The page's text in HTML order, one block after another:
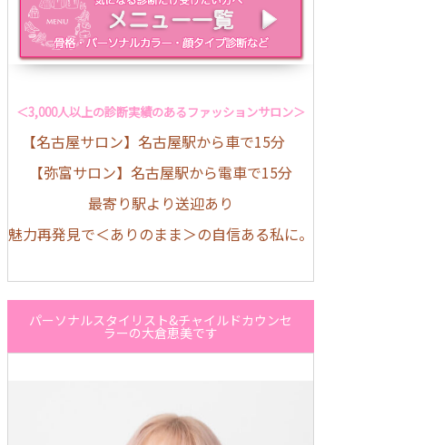
＜3,000人以上の診断実績のあるファッションサロン＞
【名古屋サロン】名古屋駅から車で15分
【弥富サロン】名古屋駅から電車で15分
最寄り駅より送迎あり
魅力再発見で＜ありのまま＞の自信ある私に。
パーソナルスタイリスト&チャイルドカウンセ
ラーの大倉恵美です